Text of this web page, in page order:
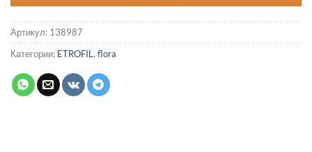
Артикул: 138987
Категории: ETROFIL , flora